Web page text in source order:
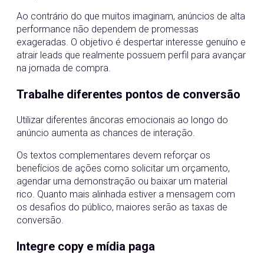
Ao contrário do que muitos imaginam, anúncios de alta
performance não dependem de promessas
exageradas. O objetivo é despertar interesse genuíno e
atrair leads que realmente possuem perfil para avançar
na jornada de compra.
Trabalhe diferentes pontos de conversão
Utilizar diferentes âncoras emocionais ao longo do
anúncio aumenta as chances de interação.
Os textos complementares devem reforçar os
benefícios de ações como solicitar um orçamento,
agendar uma demonstração ou baixar um material
rico. Quanto mais alinhada estiver a mensagem com
os desafios do público, maiores serão as taxas de
conversão.
Integre copy e mídia paga